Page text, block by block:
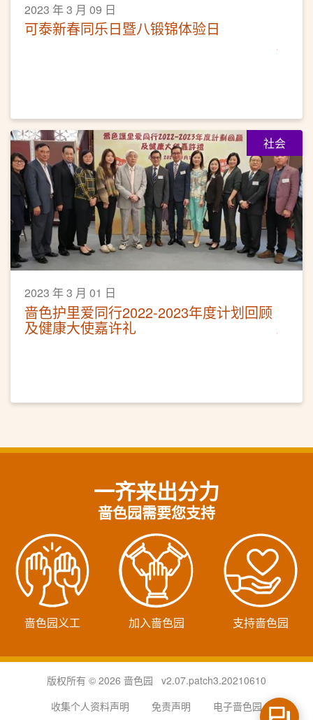
2023 年 3 月 09 日
可泰新春同乐日暨八锻锦体验日
社会
2023 年 3 月 01 日
啬色护里爱同行2022-2023年度计划回顾
及健康大使嘉许礼
一齐来出分力
啬色园需要您支持
啬色园义工 加入啬色园 支持啬色园
版权所有 © 2026 啬色园 v2.07.patch3.20210610
收集个人资料声明
免责声明 电子啬色园